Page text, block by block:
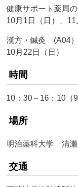
健康サポート薬局
10月1日（日）、
漢方・鍼灸 (A04）
10月22日（日）
時間
10：30～16：10（
場所
明治薬科大学 清瀬
交通